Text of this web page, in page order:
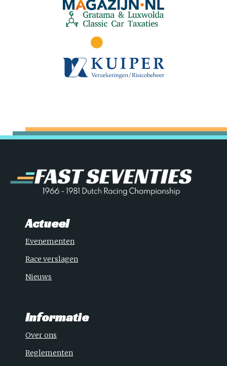
Actueel
Evenementen
Race verslagen
Nieuws
Informatie
Over ons
Reglementen